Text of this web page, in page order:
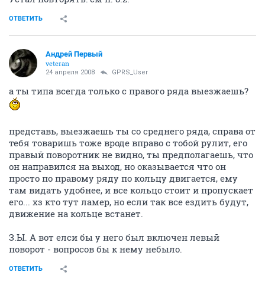
ОТВЕТИТЬ
Андрей Первый
veteran
24 апреля 2008 GPRS_User
а ты типа всегда только с правого ряда выезжаешь?
представь, выезжаешь ты со среднего ряда, справа от
тебя товаришь тоже вроде вправо с тобой рулит, его
правый поворотник не видно, ты предполагаешь, что
он направился на выход, но оказывается что он
просто по правому ряду по кольцу двигается, ему
там видать удобнее, и все кольцо стоит и пропускает
его... хз кто тут ламер, но если так все ездить будут,
движение на кольце встанет.
З.Ы. А вот елси бы у него был включен левый
поворот - вопросов бы к нему небыло.
ОТВЕТИТЬ